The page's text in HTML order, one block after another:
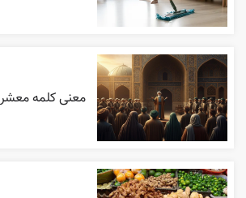
معنی کلمه معشر